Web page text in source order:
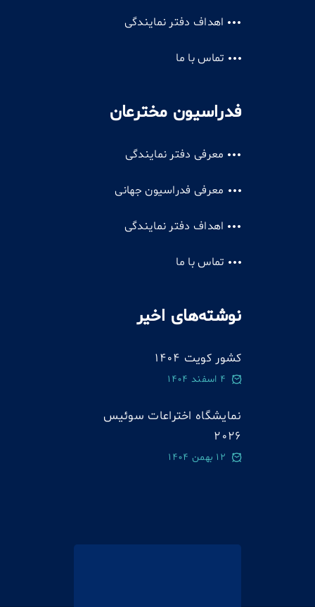
اهداف دفتر نمایندگی
تماس با ما
فدراسیون مخترعان
معرفی دفتر نمایندگی
معرفی فدراسیون جهانی
اهداف دفتر نمایندگی
تماس با ما
نوشته‌های اخیر
کشور کویت 1404
4 اسفند 1404
نمایشگاه اختراعات سوئيس
2026
12 بهمن 1404